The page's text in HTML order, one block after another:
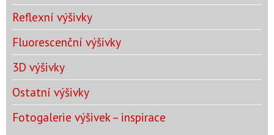
Reflexní výšivky
Fluorescenční výšivky
3D výšivky
Ostatní výšivky
Fotogalerie výšivek – inspirace